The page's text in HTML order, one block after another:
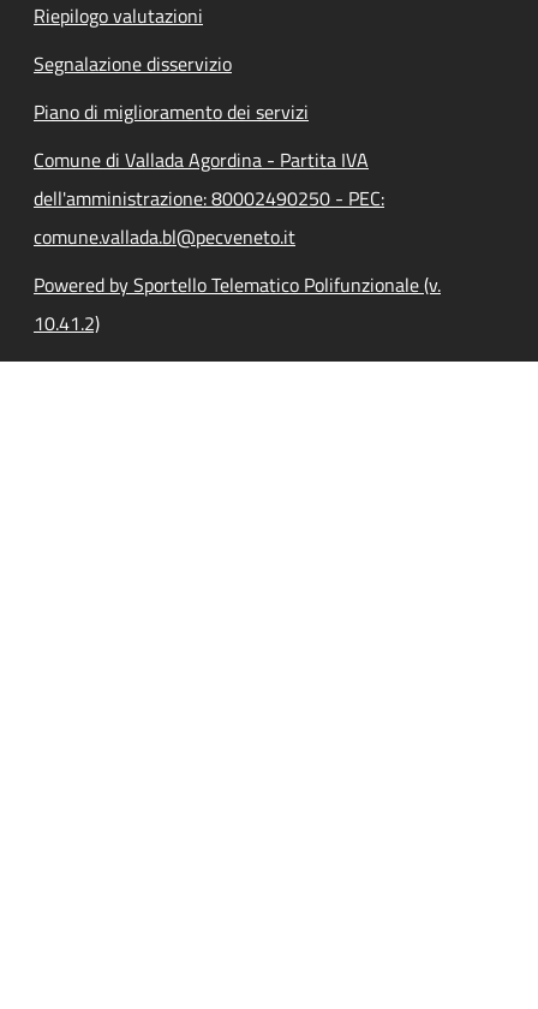
Riepilogo valutazioni
Segnalazione disservizio
Piano di miglioramento dei servizi
Comune di Vallada Agordina - Partita IVA
dell'amministrazione: 80002490250 - PEC:
comune.vallada.bl@pecveneto.it
Powered by Sportello Telematico Polifunzionale (v.
10.41.2)